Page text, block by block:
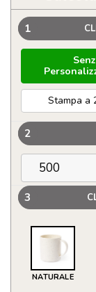
1
Stampa a
2
3
NATURALE